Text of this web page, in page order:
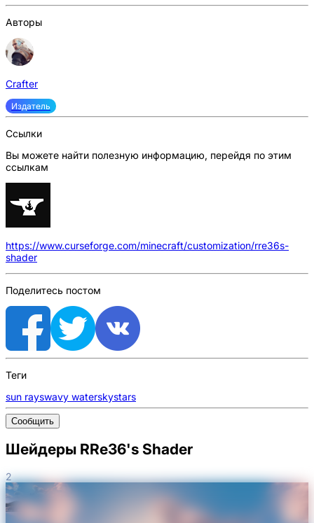
Авторы
Crafter
Издатель
Ссылки
Вы можете найти полезную информацию, перейдя по этим
ссылкам
https://www.curseforge.com/minecraft/customization/rre36s-
shader
Поделитесь постом
Теги
sun rayswavy waterskystars
Сообщить
Шейдеры RRe36's Shader
2